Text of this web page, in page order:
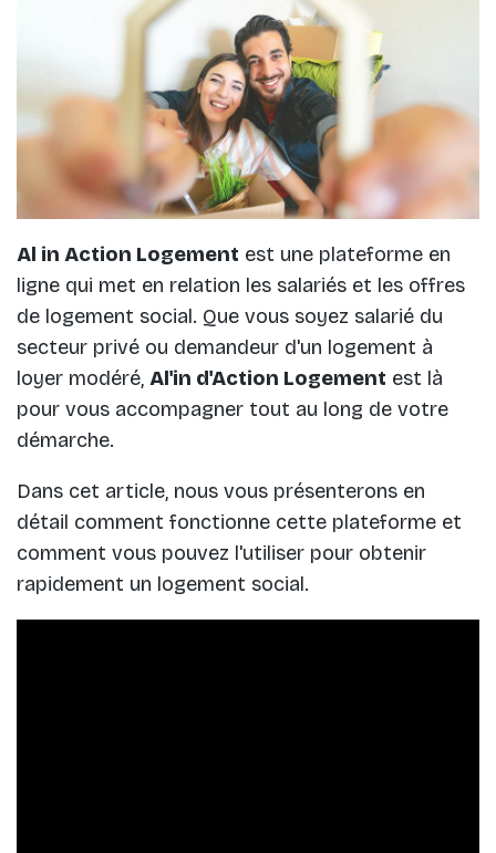
Al in Action Logement est une plateforme en
ligne qui met en relation les salariés et les offres
de logement social. Que vous soyez salarié du
secteur privé ou demandeur d'un logement à
loyer modéré, Al'in d'Action Logement est là
pour vous accompagner tout au long de votre
démarche.
Dans cet article, nous vous présenterons en
détail comment fonctionne cette plateforme et
comment vous pouvez l'utiliser pour obtenir
rapidement un logement social.